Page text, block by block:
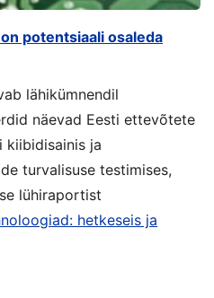
potentsiaali osaleda
lähikümnendil
näevad Eesti ettevõtete
kiibidisainis ja
turvalisuse testimises,
lühiraportist
hetkeseis ja